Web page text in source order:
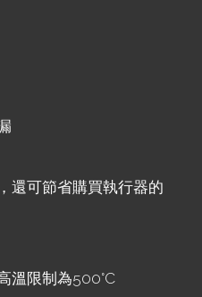
還可節省購買執行器的
溫限制為500°C